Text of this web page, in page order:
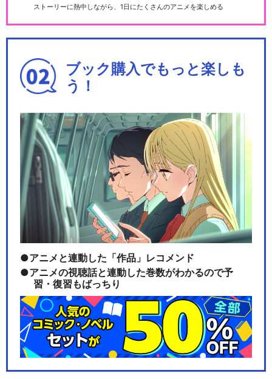
ストーリーに熱中しながら、1日にたくさんのアニメを楽しめる
ブック購入でもっと楽しも
う！
アニメと連動した「作品」レコメンド
アニメの視聴話と連動した巻数がわかるので予
習・復習もばっちり